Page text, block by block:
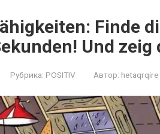
Finde
Und
Рубрика: POSITIV Автор: hetaqrqire